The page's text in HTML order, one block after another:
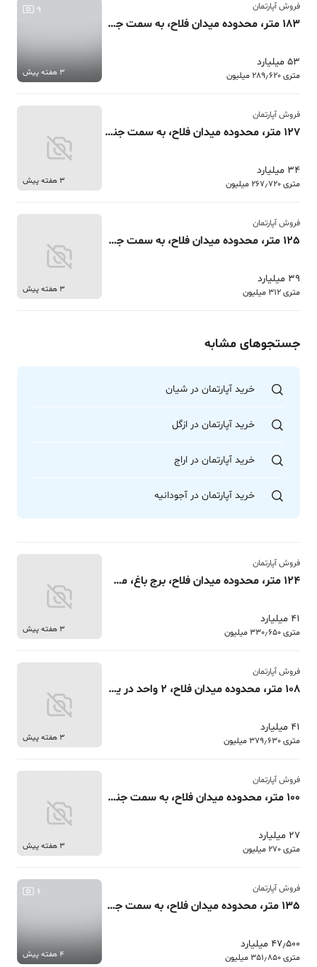
فروش آپارتمان
183 متر، محدوده میدان فلاح، به سمت جنگل، 2 پارکینگ سندی
53 میلیارد
متری 289٫620 میلیون
9
3 هفته پیش
فروش آپارتمان
127 متر، محدوده میدان فلاح، به سمت جنگل شیان، حیاط خلوت
34 میلیارد
متری 267٫720 میلیون 3 هفته پیش
فروش آپارتمان
125 متر، محدوده میدان فلاح، به سمت جنگل شیان
39 میلیارد
متری 312 میلیون 3 هفته پیش
جستجوهای مشابه
خرید آپارتمان در شیان
خرید آپارتمان در ازگل
خرید آپارتمان در اراج
خرید آپارتمان در آجودانیه
فروش آپارتمان
124 متر، محدوده میدان فلاح، برج باغ، مشاعات کامل
41 میلیارد
متری 330٫650 میلیون 3 هفته پیش
فروش آپارتمان
108 متر، محدوده میدان فلاح، 2 واحد در یک آپارتمان
41 میلیارد
متری 379٫630 میلیون 3 هفته پیش
فروش آپارتمان
100 متر، محدوده میدان فلاح، به سمت جنگل شیان، حیاط خلوت
27 میلیارد
متری 270 میلیون 3 هفته پیش
فروش آپارتمان
135 متر، محدوده میدان فلاح، به سمت جنگل شیان
47٫500 میلیارد
متری 351٫850 میلیون
6
4 هفته پیش